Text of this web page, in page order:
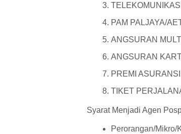
PAM PALJAYA/
ANGSURAN
ANGSURAN
PREMI
TIKET
Syarat Menjadi Agen
Perorangan/Mikro/